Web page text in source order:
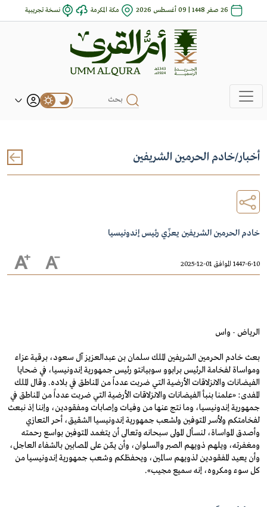
26 صفر 1448 | 09 أغسطس 2026 مكة المكرمة نسخة تجريبية
أخبار/خادم الحرمين الشريفين
خادم الحرمين الشريفين يعزّي رئيس إندونيسيا
1447-6-10 الموافق 01-12-2025
الرياض - واس
بعث خادم الحرمين الشريفين الملك سلمان بن عبدالعزيز آل سعود، برقية عزاء
ومواساة لفخامة الرئيس برابوو سوبيانتو رئيس جمهورية إندونيسيا، في ضحايا
الفيضانات والانزلاقات الأرضية التي ضربت عدداً من المناطق في بلاده. وقال الملك
المفدى: «علمنا بنبأ الفيضانات والانزلاقات الأرضية التي ضربت عدداً من المناطق في
جمهورية إندونيسيا، وما نتج عنها من وفيات وإصابات ومفقودين، وإننا إذ نبعث
لفخامتكم ولأسر المتوفين ولشعب جمهورية إندونيسيا الشقيق، أحر التعازي
وأصدق المواساة، لنسأل المولى سبحانه وتعالى أن يتغمد المتوفين بواسع رحمته
ومغفرته، ويلهم ذويهم الصبر والسلوان، وأن يمّن على المصابين بالشفاء العاجل،
وأن يعيد المفقودين لذويهم سالمين، ويحفظكم وشعب جمهورية إندونيسيا من
كل سوء ومكروه، إنه سميع مجيب».